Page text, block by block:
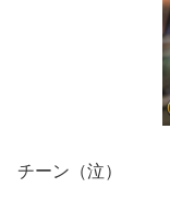
チーン（泣）